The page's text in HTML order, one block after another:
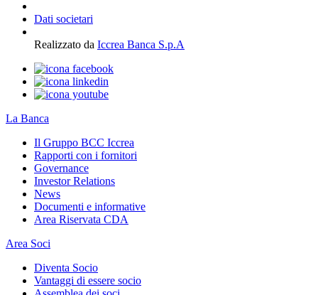
Dati societari
Realizzato da Iccrea Banca S.p.A
La Banca
Il Gruppo BCC Iccrea
Rapporti con i fornitori
Governance
Investor Relations
News
Documenti e informative
Area Riservata CDA
Area Soci
Diventa Socio
Vantaggi di essere socio